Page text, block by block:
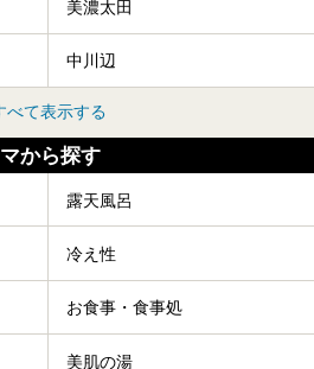
美濃太田
中川辺
べて表示する
から探す
露天風呂
冷え性
お食事・食事処
美肌の湯